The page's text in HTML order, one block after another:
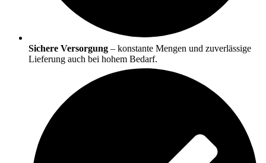
Sichere Versorgung – konstante Mengen und zuverlässige
Lieferung auch bei hohem Bedarf.